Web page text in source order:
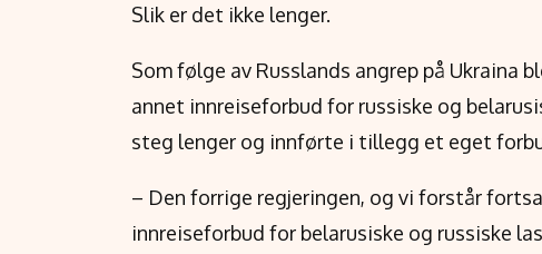
Slik er det ikke lenger.
Som følge av Russlands angrep på
annet innreiseforbud for russiske og
steg lenger og innførte i tillegg et eget
– Den forrige regjeringen, og vi forstår
innreiseforbud for belarusiske og russiske